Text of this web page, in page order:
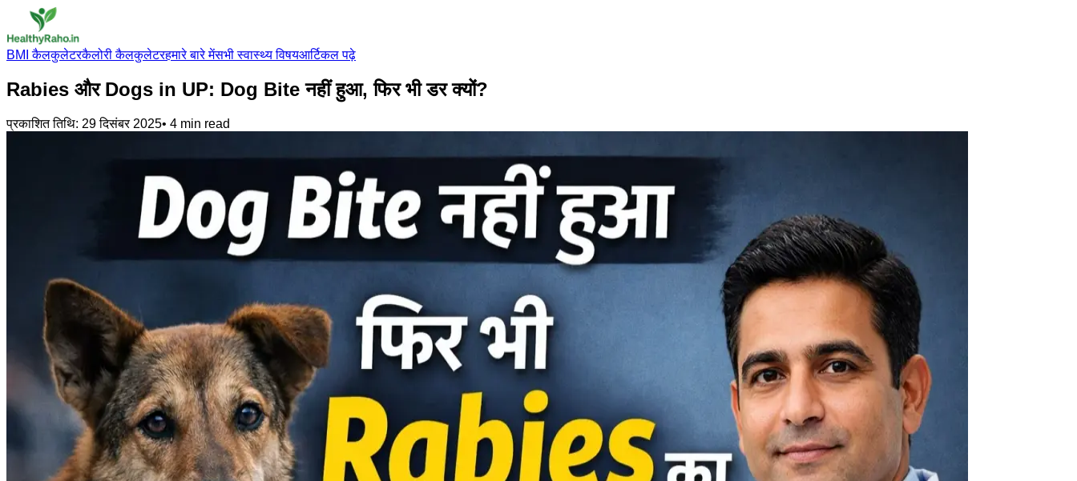
BMI कैलकुलेटरकैलोरी कैलकुलेटरहमारे बारे मेंसभी स्वास्थ्य विषयआर्टिकल पढ़े
Rabies और Dogs in UP: Dog Bite नहीं हुआ, फिर भी डर क्यों?
प्रकाशित तिथि: 29 दिसंबर 2025• 4 min read